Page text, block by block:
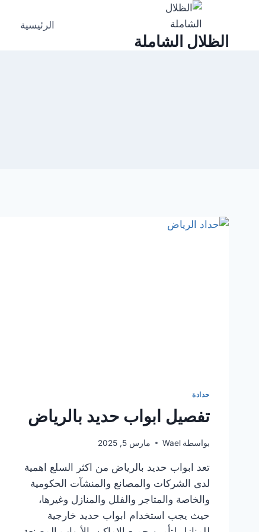
الظلال الشاملة
الرئيسية
حدادة
تفصيل ابواب حديد بالرياض
بواسطة Wael مارس 5, 2025
تعد ابواب حديد بالرياض من اكثر السلع اهمية
لدى الشركات والمصانع والمنشآت الحكومية
والخاصة والمتاجر والفلل والمنازل وغيرها،
حيث يجب استخدام ابواب حديد خارجية